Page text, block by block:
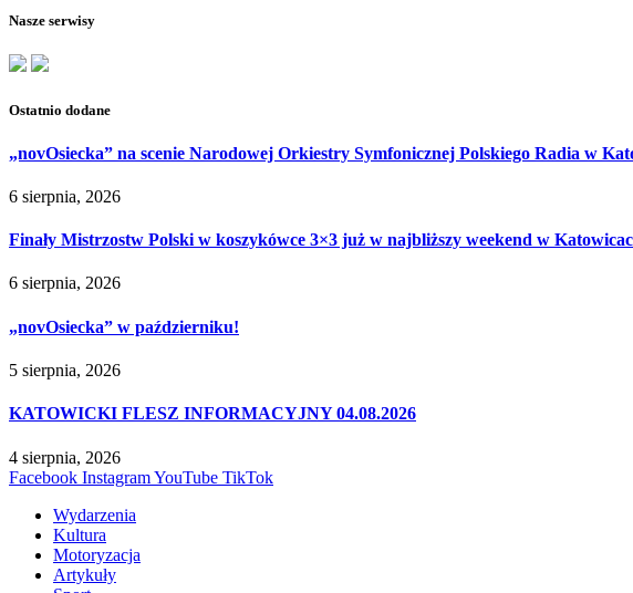
Nasze serwisy
Ostatnio dodane
„novOsiecka” na scenie Narodowej Orkiestry Symfonicznej Polskiego Radia w
6 sierpnia, 2026
Finały Mistrzostw Polski w koszykówce 3×3 już w najbliższy weekend w
6 sierpnia, 2026
„novOsiecka” w październiku!
5 sierpnia, 2026
KATOWICKI FLESZ INFORMACYJNY 04.08.2026
4 sierpnia, 2026
Facebook InstagramYouTube TikTok
Wydarzenia
Kultura
Motoryzacja
Artykuły